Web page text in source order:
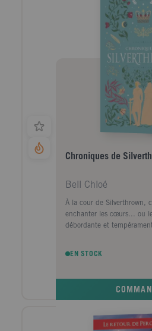
miroir où tout peut se
les principes de la
plus un enseignement
bouddhisme Mahayana et
Chroniques de
Bell Chloé
À la cour de Silverthrown,
enchanter les cœurs... ou
débordante et
talents de Conteuse pour
subvenir aux besoins des
prestigieux Bal de la
l’intrigue au plus haut
s’entremêlent dans un
EN STOCK